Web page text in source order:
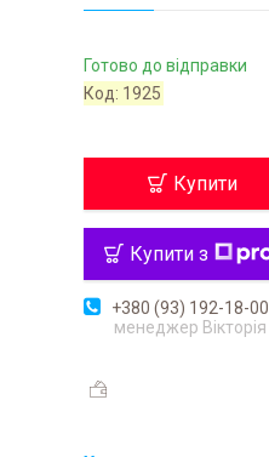
Готово до відправки
Код: 1925
Купити
Купити з
+380 (93) 192-18-00
менеджер Вікторія